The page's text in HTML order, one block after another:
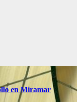
en Miramar